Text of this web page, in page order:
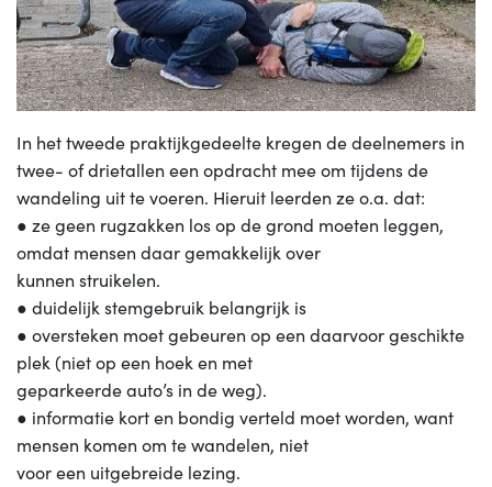
In het tweede praktijkgedeelte kregen de deelnemers in
twee- of drietallen een opdracht mee om tijdens de
wandeling uit te voeren. Hieruit leerden ze o.a. dat:
● ze geen rugzakken los op de grond moeten leggen,
omdat mensen daar gemakkelijk over
kunnen struikelen.
● duidelijk stemgebruik belangrijk is
● oversteken moet gebeuren op een daarvoor geschikte
plek (niet op een hoek en met
geparkeerde auto’s in de weg).
● informatie kort en bondig verteld moet worden, want
mensen komen om te wandelen, niet
voor een uitgebreide lezing.